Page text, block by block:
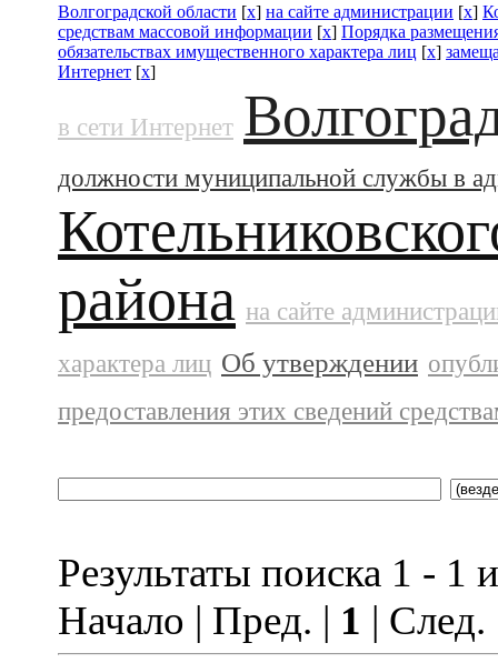
Волгоградской области [x] на сайте администрации [x]
средствам массовой информации [x] Порядка
обязательствах имущественного характера лиц [x]
Интернет [x]
в сети Интернет
должности муниципальной службы в
района на сайте
характера лиц Об утверждении
предоставления этих сведений
Результаты поиска 1 - 1
Начало | Пред. | 1 |